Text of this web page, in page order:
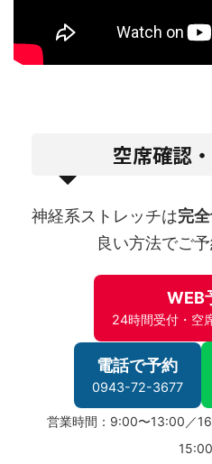
空席確認
神経系ストレッチは完
良い方法でご予
WEB
24時間受付・空
電話で予約
0943-72-3677
営業時間：9:00〜13:00／
15:00